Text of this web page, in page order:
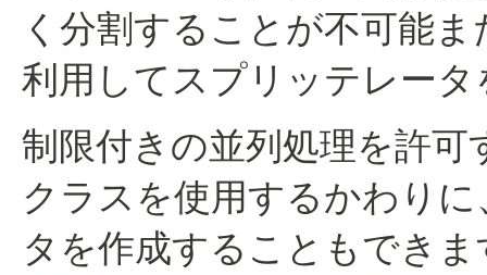
く分割することが不可能
利用してスプリッテレー
制限付きの並列処理を許
クラスを使用するかわり
タを作成することもできま